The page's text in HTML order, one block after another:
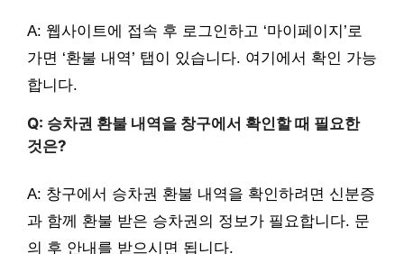
A: 웹사이트에 접속 후 로그인하고 ‘마이페이지’로
가면 ‘환불 내역’ 탭이 있습니다. 여기에서 확인 가능
합니다.
Q: 승차권 환불 내역을 창구에서 확인할 때 필요한
것은?
A: 창구에서 승차권 환불 내역을 확인하려면 신분증
과 함께 환불 받은 승차권의 정보가 필요합니다. 문
의 후 안내를 받으시면 됩니다.